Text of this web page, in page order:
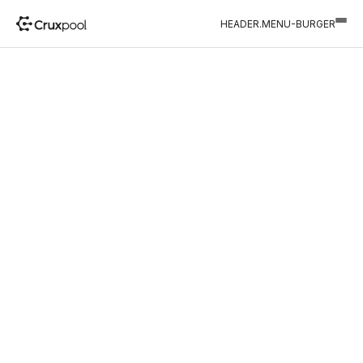
HEADER.MENU-BURGER